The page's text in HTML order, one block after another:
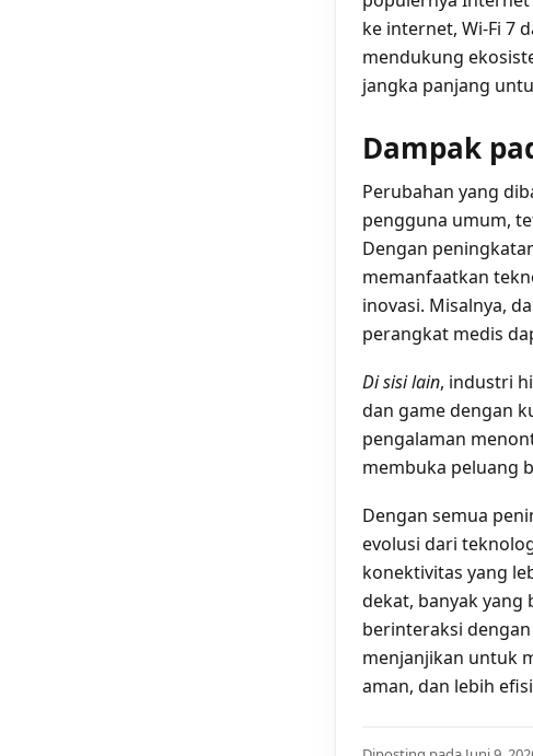
ke internet, Wi-Fi 7
mendukung
jangka panjang
Dampak
Perubahan yang
pengguna umum,
Dengan
memanfaatkan
inovasi. Misalnya,
perangkat medis
Di sisi lain, industri
dan game dengan
pengalaman
membuka peluang
Dengan semua
evolusi dari
konektivitas yang
dekat, banyak
berinteraksi
menjanjikan untuk
aman, dan lebih